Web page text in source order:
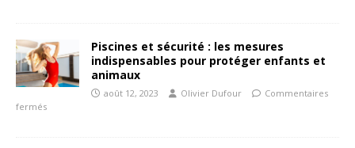
Piscines et sécurité : les mesures
indispensables pour protéger enfants et
animaux
août 12, 2023 Olivier Dufour
Commentaires
fermés